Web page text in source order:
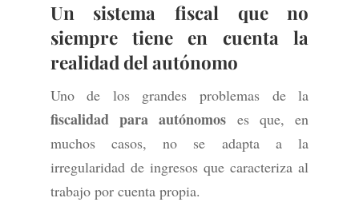
Un sistema fiscal que no
siempre tiene en cuenta la
realidad del autónomo
Uno de los grandes problemas de la
fiscalidad para autónomos es que, en
muchos casos, no se adapta a la
irregularidad de ingresos que caracteriza al
trabajo por cuenta propia.